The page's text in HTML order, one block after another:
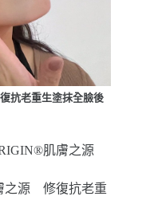
抗老重生塗抹全臉後
肌膚之源
之源 修復抗老重